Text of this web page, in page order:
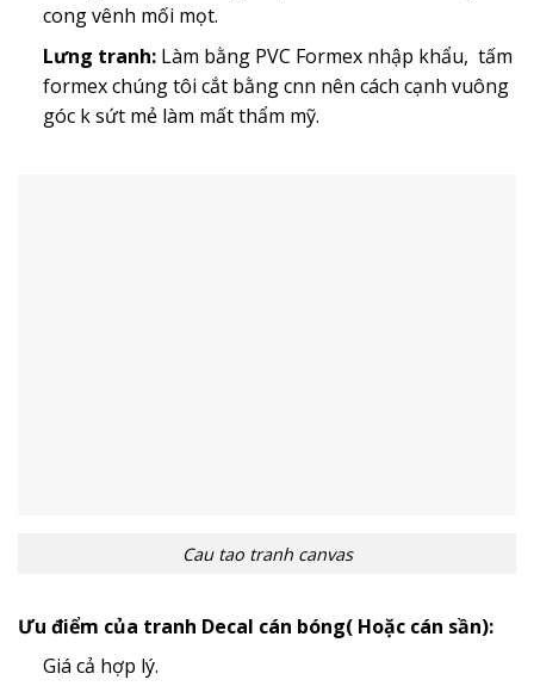
cong vênh mối mọt.
Lưng tranh:Làm bằng PVC Formex nhập khẩu, tấm
formex chúng tôi cắt bằng cnn nên cách cạnh vuông
góc k sứt mẻ làm mất thẩm mỹ.
Cau tao tranh canvas
Ưu điểm của tranh Decal cán bóng( Hoặc cán sần):
Giá cả hợp lý.